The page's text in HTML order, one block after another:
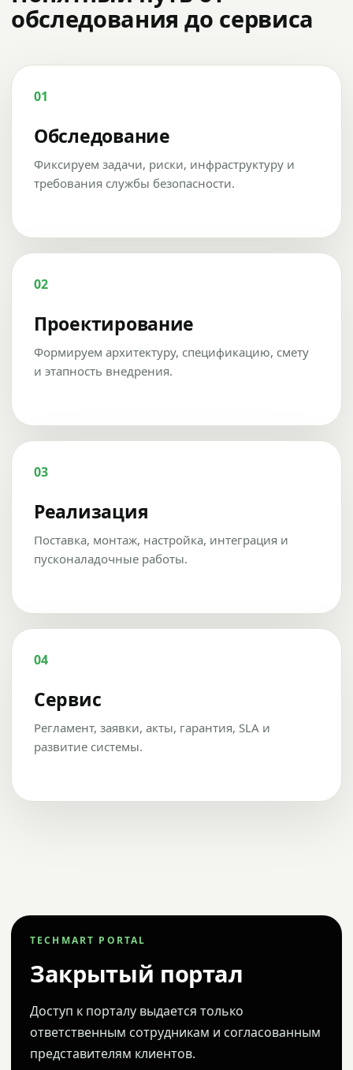
обследования до сервиса
01
Обследование
Фиксируем задачи, риски, инфраструктуру и
требования службы безопасности.
02
Проектирование
Формируем архитектуру, спецификацию, смету
и этапность внедрения.
03
Реализация
Поставка, монтаж, настройка, интеграция и
пусконаладочные работы.
04
Сервис
Регламент, заявки, акты, гарантия, SLA и
развитие системы.
TECHMART PORTAL
Закрытый портал
Доступ к порталу выдается только
ответственным сотрудникам и согласованным
представителям клиентов.